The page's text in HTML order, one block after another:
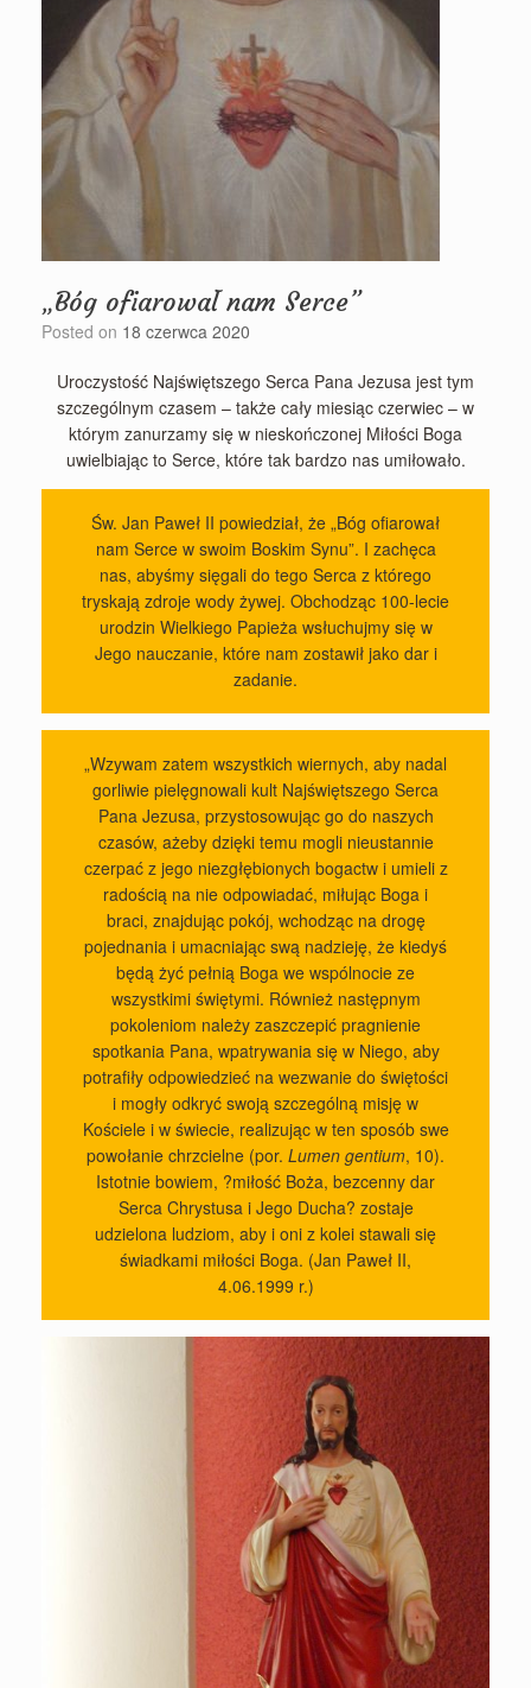
„Bóg ofiarował nam Serce”
Posted on 18 czerwca 2020
Uroczystość Najświętszego Serca Pana Jezusa jest tym
szczególnym czasem – także cały miesiąc czerwiec – w
którym zanurzamy się w nieskończonej Miłości Boga
uwielbiając to Serce, które tak bardzo nas umiłowało.
Św. Jan Paweł II powiedział, że „Bóg ofiarował
nam Serce w swoim Boskim Synu”. I zachęca
nas, abyśmy sięgali do tego Serca z którego
tryskają zdroje wody żywej. Obchodząc 100-lecie
urodzin Wielkiego Papieża wsłuchujmy się w
Jego nauczanie, które nam zostawił jako dar i
zadanie.
„Wzywam zatem wszystkich wiernych, aby nadal
gorliwie pielęgnowali kult Najświętszego Serca
Pana Jezusa, przystosowując go do naszych
czasów, ażeby dzięki temu mogli nieustannie
czerpać z jego niezgłębionych bogactw i umieli z
radością na nie odpowiadać, miłując Boga i
braci, znajdując pokój, wchodząc na drogę
pojednania i umacniając swą nadzieję, że kiedyś
będą żyć pełnią Boga we wspólnocie ze
wszystkimi świętymi. Również następnym
pokoleniom należy zaszczepić pragnienie
spotkania Pana, wpatrywania się w Niego, aby
potrafiły odpowiedzieć na wezwanie do świętości
i mogły odkryć swoją szczególną misję w
Kościele i w świecie, realizując w ten sposób swe
powołanie chrzcielne (por. Lumen gentium, 10).
Istotnie bowiem, ?miłość Boża, bezcenny dar
Serca Chrystusa i Jego Ducha? zostaje
udzielona ludziom, aby i oni z kolei stawali się
świadkami miłości Boga. (Jan Paweł II,
4.06.1999 r.)